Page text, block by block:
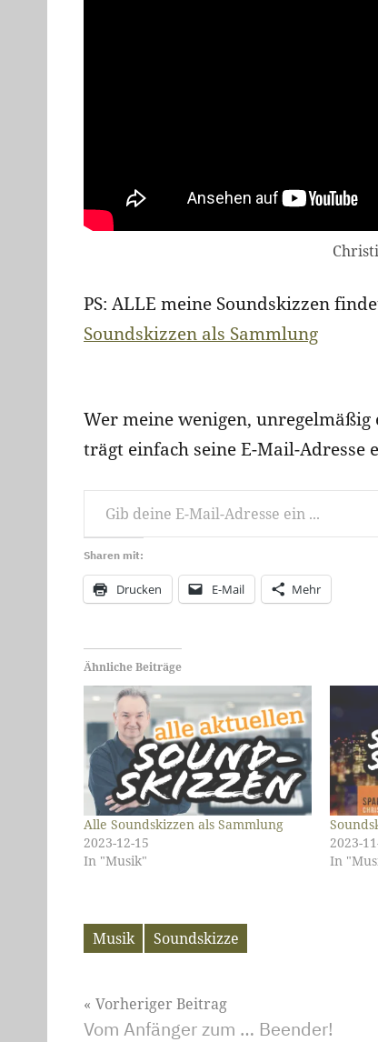
PS: ALLE meine Soundskizzen
Soundskizzen als Sammlung
Wer meine wenigen,
trägt einfach seine E-Mail-Adresse
Gib deine E-Mail-Adresse ein …
Sharen mit:
Drucken E-Mail Mehr
Ähnliche Beiträge
Alle Soundskizzen als Sammlung
2023-12-15
In "Musik"
2023-
In
Schlagwörter
Musik Soundskizze
Beitragsnavigation
Vorheriger Beitrag
Vom Anfänger zum … Beender!